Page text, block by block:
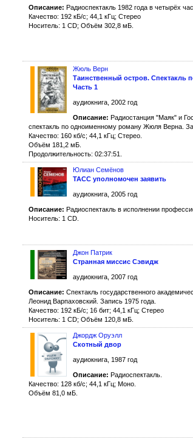
Описание: Радиоспектакль 1982 года в четырёх
Качество: 192 кБ/с; 44,1 кГц; Стерео
Носитель: 1 CD; Объём 302,8 мБ.
Жюль Верн
Таинственный остров. Спектакль
Часть 1
аудиокнига, 2002 год
Описание: Радиостанция "Маяк" и
спектакль по одноименному роману Жюля Верна.
Качество: 160 кб/с; 44,1 кГц; Стерео.
Объём 181,2 мБ.
Продолжительность: 02:37:51.
Юлиан Семёнов
ТАСС уполномочен заявить
аудиокнига, 2005 год
Описание: Радиоспектакль в исполнении
Носитель: 1 CD.
Джон Патрик
Странная миссис Сэвидж
аудиокнига, 2007 год
Описание: Спектакль государственного
Леонид Варпаховский. Запись 1975 года.
Качество: 192 кБ/с; 16 бит; 44,1 кГц; Стерео
Носитель: 1 CD; Объём 120,8 мБ.
Джордж Оруэлл
Скотный двор
аудиокнига, 1987 год
Описание: Радиоспектакль.
Качество: 128 кб/с; 44,1 кГц; Моно.
Объём 81,0 мБ.